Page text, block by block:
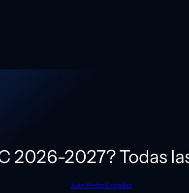
2026-2027? Todas
Juan Pedro Espadas